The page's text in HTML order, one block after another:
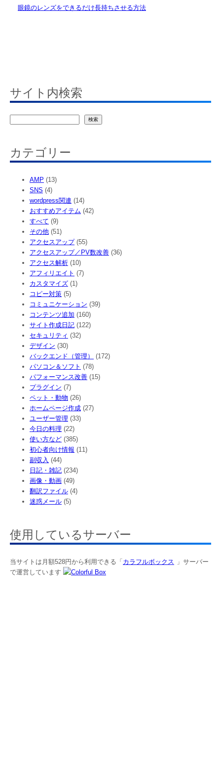
眼鏡のレンズをできるだけ長持ちさせる方法
サイト内検索
検索
カテゴリー
AMP (13)
SNS (4)
wordpress関連 (14)
おすすめアイテム (42)
すべて (9)
その他 (51)
アクセスアップ(55)
アクセスアップ／PV数改善 (36)
アクセス解析 (10)
アフィリエイト (7)
カスタマイズ (1)
コピー対策 (5)
コミュニケーション (39)
コンテンツ追加 (160)
サイト作成日記 (122)
セキュリティ (32)
デザイン (30)
バックエンド（管理）
(172)
パソコン＆ソフト (78)
パフォーマンス改善 (15)
プラグイン (7)
ペット・動物 (26)
ホームページ作成 (27)
ユーザー管理 (33)
今日の料理 (22)
使い方など (385)
初心者向け情報 (11)
副収入 (44)
日記・雑記 (234)
画像・動画 (49)
翻訳ファイル (4)
迷惑メール (5)
使用しているサーバー
当サイトは月額528円から利用できる「 カラフルボックス
」サーバー
で運営しています